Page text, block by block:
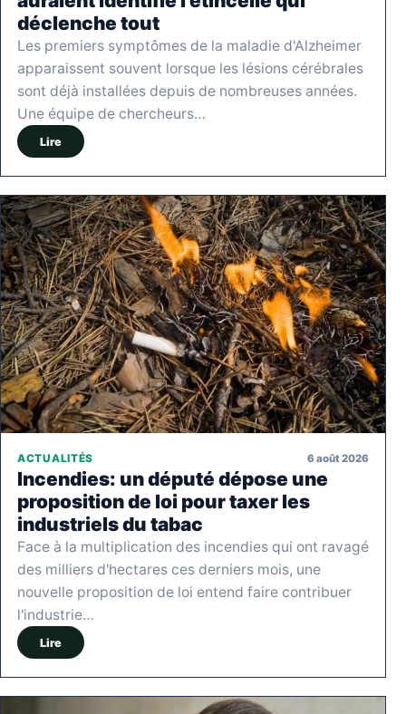
déclenche tout
Les premiers symptômes de la maladie d'Alzheimer
apparaissent souvent lorsque les lésions cérébrales
sont déjà installées depuis de nombreuses années.
Une équipe de chercheurs…
Lire
ACTUALITÉS 6 août 2026
Incendies: un député dépose une
proposition de loi pour taxer les
industriels du tabac
Face à la multiplication des incendies qui ont ravagé
des milliers d'hectares ces derniers mois, une
nouvelle proposition de loi entend faire contribuer
l'industrie…
Lire